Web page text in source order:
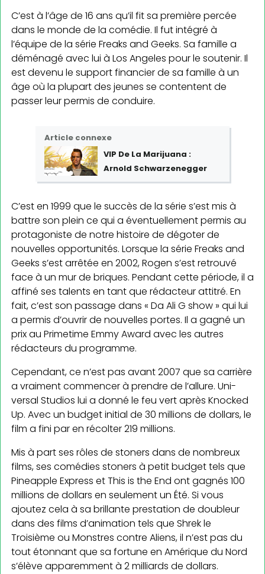
C’est à l’âge de 16 ans qu’il fit sa première percée
dans le monde de la comédie. Il fut intégré à
l’équipe de la série Freaks and Geeks. Sa famille a
déménagé avec lui à Los Angeles pour le soute­nir. Il
est devenu le support financier de sa famille à un
âge où la plupart des jeunes se contentent de
passer leur permis de conduire.
Article connexe
VIP De La Marijuana :
Arnold Schwarzenegger
C’est en 1999 que le succès de la série s’est mis à
battre son plein ce qui a éventuellement permis au
protagoniste de notre histoire de dégoter de
nouvelles opportunités. Lorsque la série Freaks and
Geeks s’est arrêtée en 2002, Rogen s’est retrouvé
face à un mur de briques. Pendant cette période, il a
affiné ses talents en tant que rédacteur attitré. En
fait, c’est son passage dans « Da Ali G show » qui lui
a permis d’ouvrir de nouvelles portes. Il a gagné un
prix au Primetime Emmy Award avec les autres
rédacteurs du programme.
Cependant, ce n’est pas avant 2007 que sa carrière
a vraiment commencer à prendre de l’allure. Uni­
versal Studios lui a donné le feu vert après Knocked
Up. Avec un budget initial de 30 millions de dollars, le
film a fini par en récolter 219 millions.
Mis à part ses rôles de stoners dans de nombreux
films, ses comédies stoners à petit budget tels que
Pineapple Express et This is the End ont gagnés 100
millions de dollars en seulement un Été. Si vous
ajoutez cela à sa brillante prestation de doubleur
dans des films d’animation tels que Shrek le
Troisième ou Monstres contre Aliens, il n’est pas du
tout étonnant que sa fortune en Amérique du Nord
s’élève apparemment à 2 milliards de dollars.